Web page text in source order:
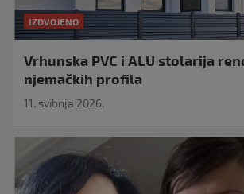
IZDVOJENO
Vrhunska PVC i ALU stolarija
njemačkih profila
11. svibnja 2026.